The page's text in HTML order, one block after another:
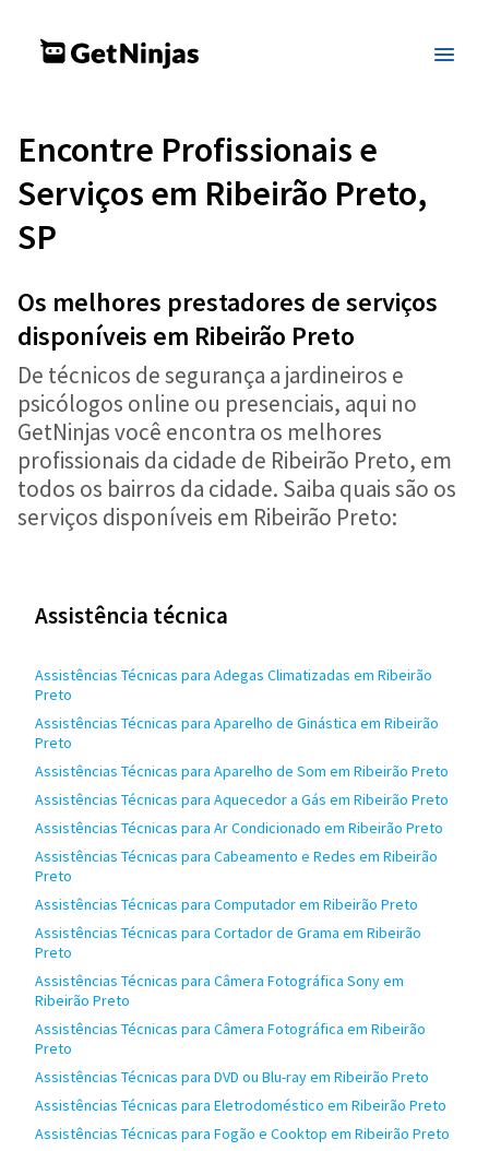
Encontre Profissionais e
Serviços em Ribeirão Preto,
SP
Os melhores prestadores de serviços
disponíveis em Ribeirão Preto
De técnicos de segurança a jardineiros e
psicólogos online ou presenciais, aqui no
GetNinjas você encontra os melhores
profissionais da cidade de Ribeirão Preto, em
todos os bairros da cidade. Saiba quais são os
serviços disponíveis em Ribeirão Preto:
Assistência técnica
Assistências Técnicas para Adegas Climatizadas em Ribeirão
Preto
Assistências Técnicas para Aparelho de Ginástica em Ribeirão
Preto
Assistências Técnicas para Aparelho de Som em Ribeirão Preto
Assistências Técnicas para Aquecedor a Gás em Ribeirão Preto
Assistências Técnicas para Ar Condicionado em Ribeirão Preto
Assistências Técnicas para Cabeamento e Redes em Ribeirão
Preto
Assistências Técnicas para Computador em Ribeirão Preto
Assistências Técnicas para Cortador de Grama em Ribeirão
Preto
Assistências Técnicas para Câmera Fotográfica Sony em
Ribeirão Preto
Assistências Técnicas para Câmera Fotográfica em Ribeirão
Preto
Assistências Técnicas para DVD ou Blu-ray em Ribeirão Preto
Assistências Técnicas para Eletrodoméstico em Ribeirão Preto
Assistências Técnicas para Fogão e Cooktop em Ribeirão Preto